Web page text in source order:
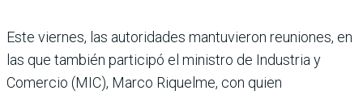
Este viernes, las autoridades mantuvieron reuniones, en
las que también participó el ministro de Industria y
Comercio (MIC), Marco Riquelme, con quien